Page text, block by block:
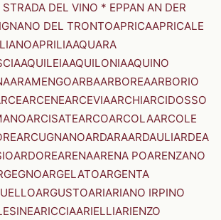
DEL VINO * EPPAN AN DER
DEL TRONTOAPRICAAPRICALE
APRILIAAQUARA
AQUILEIAAQUILONIAAQUINO
ARAMENGOARBAARBOREAARBORIO
ARCENEARCEVIAARCHIARCIDOSSO
ARCISATEARCOARCOLAARCOLE
ARCUGNANOARDARAARDAULIARDEA
ARDOREARENAARENA POARENZANO
ARGELATOARGENTA
ARGUSTOARIARIANO IRPINO
ARICCIAARIELLIARIENZO